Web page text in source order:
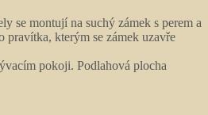
se montují na suchý zámek s perem a
pravítka, kterým se zámek uzavře
pokoji. Podlahová plocha